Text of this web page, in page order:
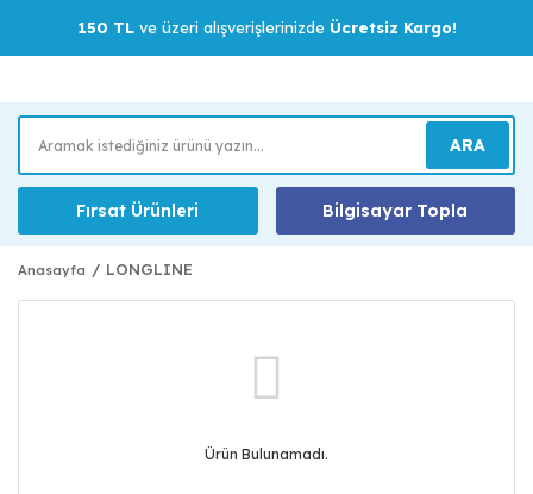
150 TLve üzeri alışverişlerinizde Ücretsiz Kargo!
ARA
Fırsat Ürünleri Bilgisayar Topla
Anasayfa LONGLINE
Ürün Bulunamadı.